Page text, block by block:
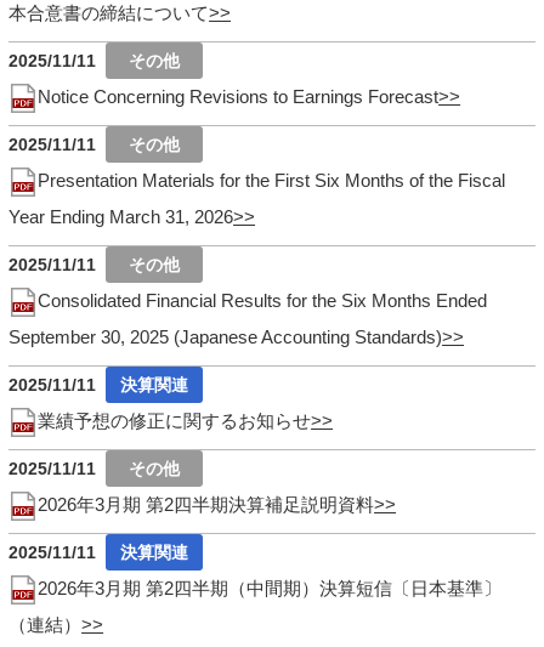
本合意書の締結について
2025/11/11
Notice Concerning Revisions to Earnings Forecast
2025/11/11
Presentation Materials for the First Six Months of the Fiscal
Year Ending March 31, 2026
2025/11/11
Consolidated Financial Results for the Six Months Ended
September 30, 2025 (Japanese Accounting Standards)
2025/11/11
業績予想の修正に関するお知らせ
2025/11/11
2026年3月期 第2四半期決算補足説明資料
2025/11/11
2026年3月期 第2四半期（中間期）決算短信〔日本基準〕
（連結）